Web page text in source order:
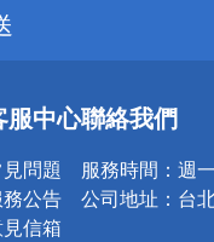
小心！
服中心
問題
公告
信箱
聯絡我們
服務時間： 週
公司地址： 台